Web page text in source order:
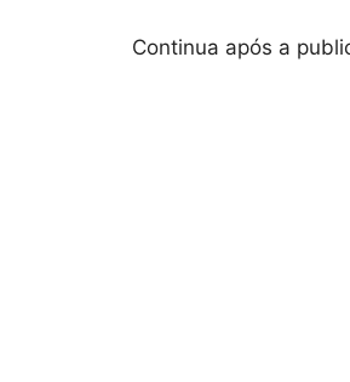
Continua após a